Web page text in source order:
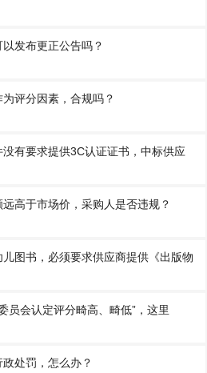
发布更正公告吗？
评分因素，合规吗？
有要求提供3C认证证书，中标供应
高于市场价，采购人是否违规？
图书，必须要求供应商提供《出版物
员会认定评分畸高、畸低”，这里
处罚，怎么办？